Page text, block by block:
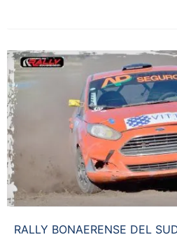
RALLY BONAERENSE DEL